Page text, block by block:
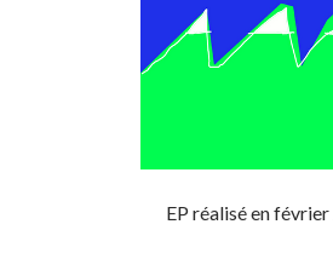
EP réalisé en